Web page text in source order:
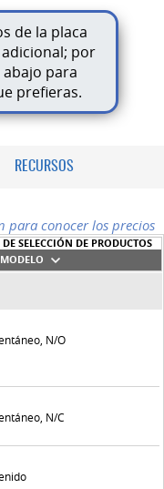
de la placa
por
para
prefieras.
RECURSOS
para conocer los precios
SELECCIÓN DE PRODUCTOS
N/O
N/C